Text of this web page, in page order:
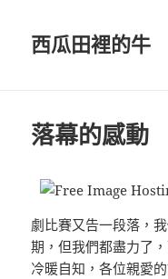
西瓜田裡的牛
落幕的感動
劇比賽又告一段落，
期，但我們都盡力了
冷暖自知，各位親愛